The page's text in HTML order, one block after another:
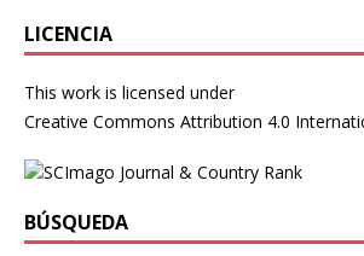
LICENCIA
This work is licensed under
Creative Commons Attribution 4.0
BÚSQUEDA